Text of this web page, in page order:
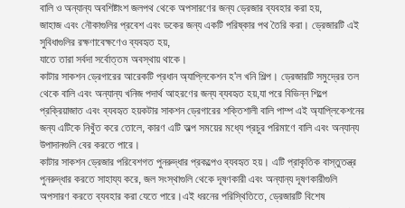
বালি ও অন্যান্য অবশিষ্টাংশ জলপথ থেকে অপসারণের জন্য ড্রেজার ব্যবহার করা হয়,
জাহাজ এবং নৌকাগুলির প্রবেশ এবং ডকের জন্য একটি পরিষ্কার পথ তৈরি করা। ড্রেজারটি এই
সুবিধাগুলির রক্ষণাবেক্ষণেও ব্যবহৃত হয়,
যাতে তারা সর্বদা সর্বোত্তম অবস্থায় থাকে।
কাটার সাকশন ড্রেগারের আরেকটি প্রধান অ্যাপ্লিকেশন হ'ল খনি শিল্প। ড্রেজারটি সমুদ্রের তল
থেকে বালি এবং অন্যান্য খনিজ পদার্থ আহরণের জন্য ব্যবহৃত হয়,যা পরে বিভিন্ন শিল্পে
প্রক্রিয়াজাত এবং ব্যবহৃত হয়কটার সাকশন ড্রেগারের শক্তিশালী বালি পাম্প এই অ্যাপ্লিকেশনের
জন্য এটিকে নিখুঁত করে তোলে, কারণ এটি অল্প সময়ের মধ্যে প্রচুর পরিমাণে বালি এবং অন্যান্য
উপাদানগুলি বের করতে পারে।
কাটার সাকশন ড্রেজার পরিবেশগত পুনরুদ্ধার প্রকল্পেও ব্যবহৃত হয়। এটি প্রাকৃতিক বাস্তুতন্ত্র
পুনরুদ্ধার করতে সাহায্য করে, জল সংস্থাগুলি থেকে দূষণকারী এবং অন্যান্য দূষণকারীগুলি
অপসারণ করতে ব্যবহার করা যেতে পারে।এই ধরনের পরিস্থিতিতে, ড্রেজারটি বিশেষ